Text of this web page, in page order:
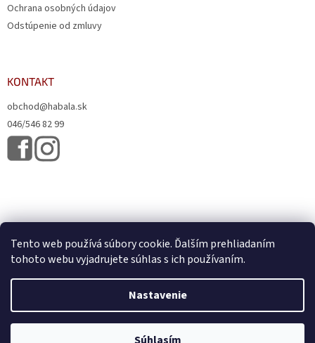
Tento web používá súbory cookie. Ďalším prehliadaním
tohoto webu vyjadrujete súhlas s ich používaním.
Nastavenie
Ochrana osobných údajov
Odstúpenie od zmluvy
KONTAKT
obchod@habala.sk
046/546 82 99
Copyright 2026HABALA, s.r.o.. Všetky práva vyhradené.Upraviť